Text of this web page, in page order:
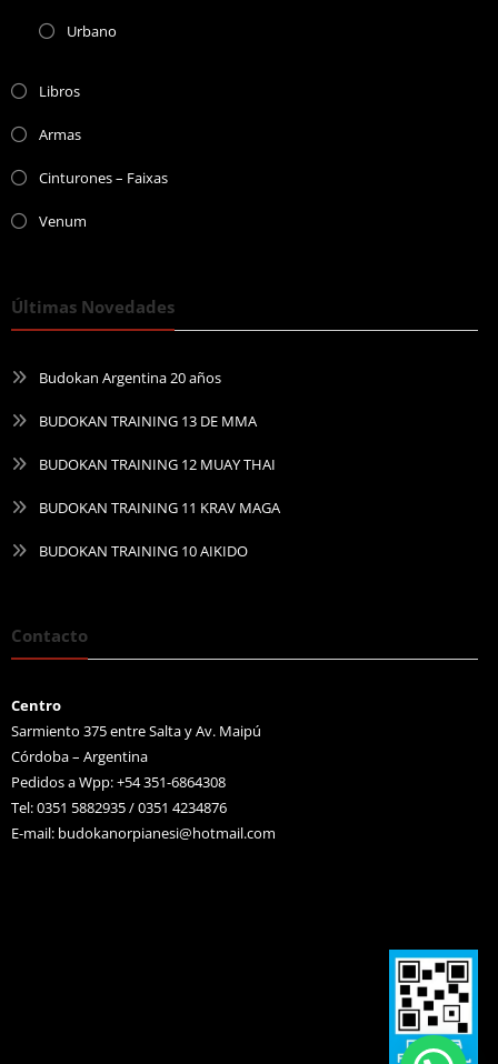
Urbano
Libros
Armas
Cinturones – Faixas
Venum
Últimas Novedades
Budokan Argentina 20 años
BUDOKAN TRAINING 13 DE MMA
BUDOKAN TRAINING 12 MUAY THAI
BUDOKAN TRAINING 11 KRAV MAGA
BUDOKAN TRAINING 10 AIKIDO
Contacto
Centro
Sarmiento 375 entre Salta y Av. Maipú
Córdoba – Argentina
Pedidos a Wpp: +54 351-6864308
Tel: 0351 5882935 / 0351 4234876
E-mail: budokanorpianesi@hotmail.com